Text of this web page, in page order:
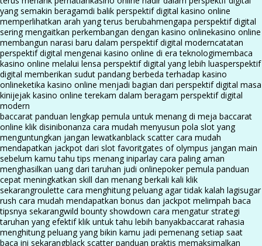
yang semakin beragamdi balik perspektif digital kasino online
memperlihatkan arah yang terus berubahmengapa perspektif digital
sering mengaitkan perkembangan dengan kasino onlinekasino online
membangun narasi baru dalam perspektif digital moderncatatan
perspektif digital mengenai kasino online di era teknologimembaca
kasino online melalui lensa perspektif digital yang lebih luasperspektif
digital memberikan sudut pandang berbeda terhadap kasino
onlineketika kasino online menjadi bagian dari perspektif digital masa
kinijejak kasino online terekam dalam beragam perspektif digital
modern
baccarat panduan lengkap pemula untuk menang di meja baccarat
online klik disinibonanza cara mudah menyusun pola slot yang
menguntungkan jangan lewatkanblack scatter cara mudah
mendapatkan jackpot dari slot favoritgates of olympus jangan main
sebelum kamu tahu tips menang iniparlay cara paling aman
menghasilkan uang dari taruhan judi onlinepoker pemula panduan
cepat meningkatkan skill dan menang berkali kali klik
sekarangroulette cara menghitung peluang agar tidak kalah lagisugar
rush cara mudah mendapatkan bonus dan jackpot melimpah baca
tipsnya sekarangwild bounty showdown cara mengatur strategi
taruhan yang efektif klik untuk tahu lebih banyakbaccarat rahasia
menghitung peluang yang bikin kamu jadi pemenang setiap saat
baca ini sekarangblack scatter panduan praktis memaksimalkan